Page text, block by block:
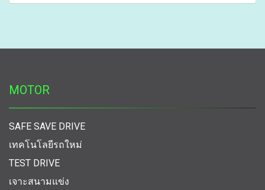
MOTOR
SAFE SAVE DRIVE
เทคโนโลยีรถใหม่
TEST DRIVE
เจาะสนามแข่ง